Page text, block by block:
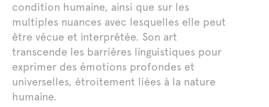
condition humaine, ainsi que sur les
multiples nuances avec lesquelles elle peut
être vécue et interprétée. Son art
transcende les barrières linguistiques pour
exprimer des émotions profondes et
universelles, étroitement liées à la nature
humaine.